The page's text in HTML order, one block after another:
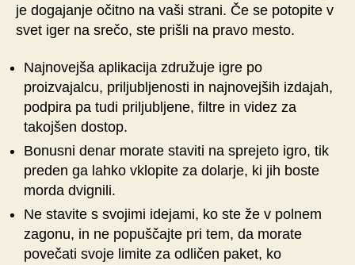
je dogajanje očitno na vaši strani. Če se potopite v
svet iger na srečo, ste prišli na pravo mesto.
Najnovejša aplikacija združuje igre po
proizvajalcu, priljubljenosti in najnovejših izdajah,
podpira pa tudi priljubljene, filtre in videz za
takojšen dostop.
Bonusni denar morate staviti na sprejeto igro, tik
preden ga lahko vklopite za dolarje, ki jih boste
morda dvignili.
Ne stavite s svojimi idejami, ko ste že v polnem
zagonu, in ne popuščajte pri tem, da morate
povečati svoje limite za odličen paket, ko